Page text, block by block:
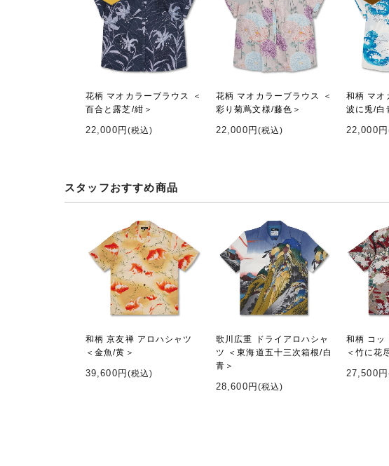
花柄 マオカラーブラウス ＜
百合と露芝/紺＞
22,000円 (税込)
花柄 マオカラーブラウス ＜
彩り菊蔦文様/藤色＞
22,000円 (税込)
和柄 マオ
波に兎/白
22,000円
スタッフおすすめ商品
和柄 京友禅 アロハシャツ
＜金魚/黄＞
39,600円 (税込)
歌川広重 ドライアロハシャ
ツ ＜東海道五十三次箱根/白
青＞
28,600円 (税込)
和柄 コッ
＜竹に花
27,500円